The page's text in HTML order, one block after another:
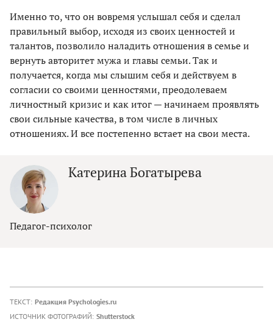
Именно то, что он вовремя услышал себя и сделал
правильный выбор, исходя из своих ценностей и
талантов, позволило наладить отношения в семье и
вернуть авторитет мужа и главы семьи. Так и
получается, когда мы слышим себя и действуем в
согласии со своими ценностями, преодолеваем
личностный кризис и как итог — начинаем проявлять
свои сильные качества, в том числе в личных
отношениях. И все постепенно встает на свои места.
Катерина Богатырева
Педагог-психолог
ТЕКСТ: Редакция Psychologies.ru
ИСТОЧНИК ФОТОГРАФИЙ: Shutterstock